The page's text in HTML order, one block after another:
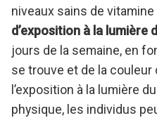
niveaux sains de vitamine
d’exposition à la lumière
jours de la semaine, en
se trouve et de la couleur
l’exposition à la lumière
physique, les individus